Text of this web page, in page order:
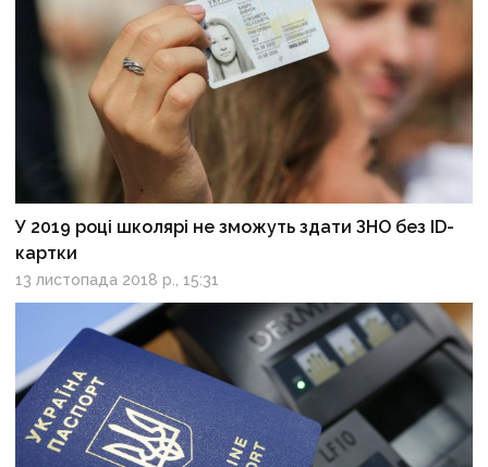
У 2019 році школярі не зможуть здати ЗНО без ID-
картки
13 листопада 2018 р., 15:31